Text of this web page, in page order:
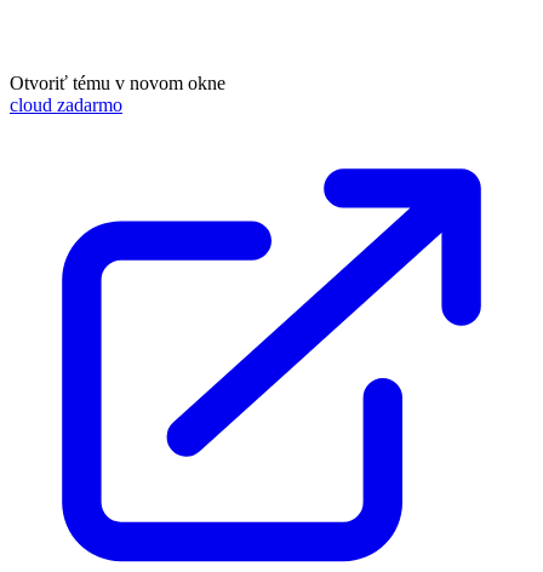
Otvoriť tému v novom okne
cloud zadarmo